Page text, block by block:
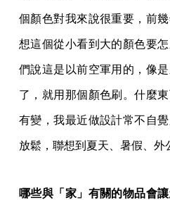
個顏色對我來說很重要，前
想這個從小看到大的顏色要
們說這是以前空軍用的，像
了，就用那個顏色刷。什麼
有變，我最近做設計常不自
放鬆，聯想到夏天、暑假、外
哪些與「家」有關的物品會